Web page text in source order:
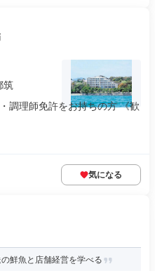
筑
調理師免許をお持ちの方 《歓
気になる
鮮魚と店舗経営を学べる